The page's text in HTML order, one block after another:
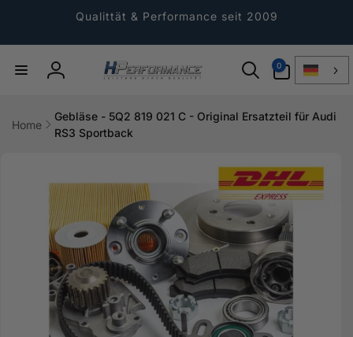
Qualittät & Performance seit 2009
Einloggen
0
Artikel
Home
Gebläse - 5Q2 819 021 C - Original Ersatzteil für Audi
RS3 Sportback